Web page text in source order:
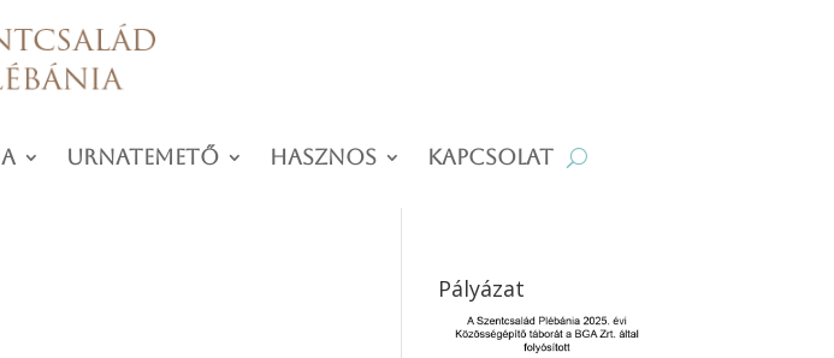
Urnatemető Hasznos Kapcsolat
Pályázat